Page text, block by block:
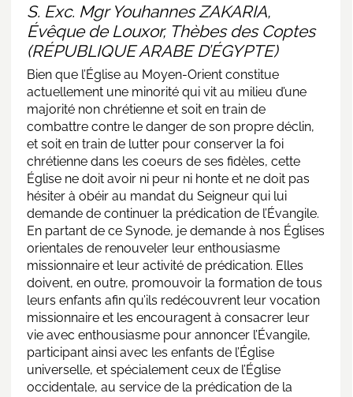
S. Exc. Mgr Youhannes ZAKARIA,
Évêque de Louxor, Thèbes des Coptes
(RÉPUBLIQUE ARABE D’ÉGYPTE)
Bien que l’Église au Moyen-Orient constitue
actuellement une minorité qui vit au milieu d’une
majorité non chrétienne et soit en train de
combattre contre le danger de son propre déclin,
et soit en train de lutter pour conserver la foi
chrétienne dans les coeurs de ses fidèles, cette
Église ne doit avoir ni peur ni honte et ne doit pas
hésiter à obéir au mandat du Seigneur qui lui
demande de continuer la prédication de l’Évangile.
En partant de ce Synode, je demande à nos Églises
orientales de renouveler leur enthousiasme
missionnaire et leur activité de prédication. Elles
doivent, en outre, promouvoir la formation de tous
leurs enfants afin qu’ils redécouvrent leur vocation
missionnaire et les encouragent à consacrer leur
vie avec enthousiasme pour annoncer l’Évangile,
participant ainsi avec les enfants de l’Église
universelle, et spécialement ceux de l’Église
occidentale, au service de la prédication de la